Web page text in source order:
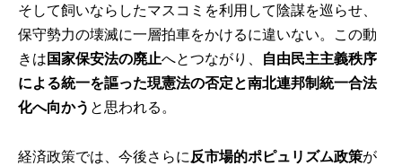
そして飼いならしたマスコミを利用して陰謀を巡らせ、
保守勢力の壊滅に一層拍車をかけるに違いない。この動
きは 国家保安法の廃止へとつながり、
自由民主主義秩序
による統一を謳った現憲法の否定と南北連邦制統一合法
化へ向かう と思われる。
経済政策では、今後さらに 反市場的ポピュリズム政策が